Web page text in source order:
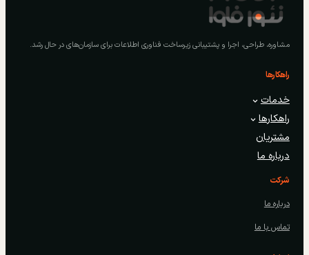
مشاوره، طراحی، اجرا و پشتیبانی زیرساخت فناوری اطلاعات برای سازمان‌های در حال رشد.
راهکارها
خدمات
راهکارها
مشتریان
درباره ما
شرکت
درباره ما
تماس با ما